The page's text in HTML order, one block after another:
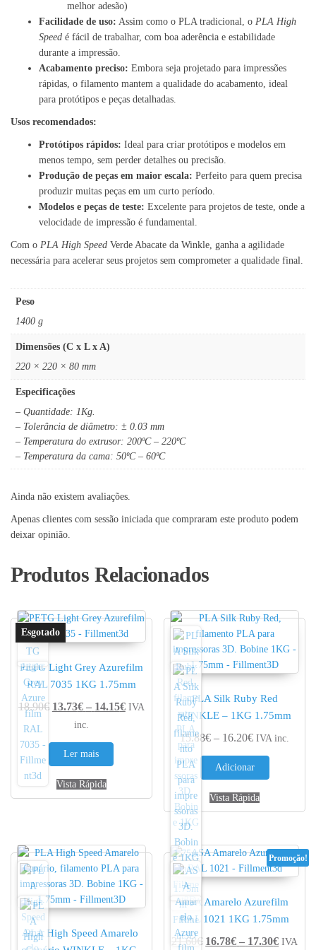
melhor adesão)
Facilidade de uso: Assim como o PLA tradicional, o PLA High
Speed é fácil de trabalhar, com boa aderência e estabilidade
durante a impressão.
Acabamento preciso: Embora seja projetado para impressões
rápidas, o filamento mantem a qualidade do acabamento, ideal
para protótipos e peças detalhadas.
Usos recomendados:
Protótipos rápidos: Ideal para criar protótipos e modelos em
menos tempo, sem perder detalhes ou precisão.
Produção de peças em maior escala: Perfeito para quem precisa
produzir muitas peças em um curto período.
Modelos e peças de teste: Excelente para projetos de teste, onde a
velocidade de impressão é fundamental.
Com o PLA High Speed Verde Abacate da Winkle, ganha a agilidade
necessária para acelerar seus projetos sem comprometer a qualidade final.
Peso
1400 g
Dimensões (C x L x A)
220 × 220 × 80 mm
Especificações
– Quantidade: 1Kg.
– Tolerância de diâmetro: ± 0.03 mm
– Temperatura do extrusor: 200ºC – 220ºC
– Temperatura da cama: 50ºC – 60ºC
Ainda não existem avaliações.
Apenas clientes com sessão iniciada que compraram este produto podem
deixar opinião.
Produtos Relacionados
PETG Light Grey Azurefilm
RAL 7035 1KG 1.75mm
18.90€ 13.73€ – 14.15€Price range: 13.73€ through 14.15€
IVA
inc.
Ler mais
Vista Rápida
PLA Silk Ruby Red
WINKLE – 1KG 1.75mm
15.88€ – 16.20€Price range:
IVA inc.
Adicionar
Vista Rápida
PLA High Speed Amarelo
Promoção!
ASA Amarelo Azurefilm
RAL 1021 1KG 1.75mm
21.60€ 16.78€ – 17.30€Price
IVA